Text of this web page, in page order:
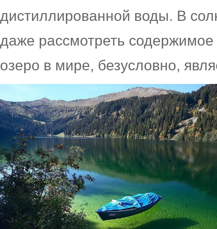
дистиллированной воды. В
даже рассмотреть
озеро в мире, безусловно,